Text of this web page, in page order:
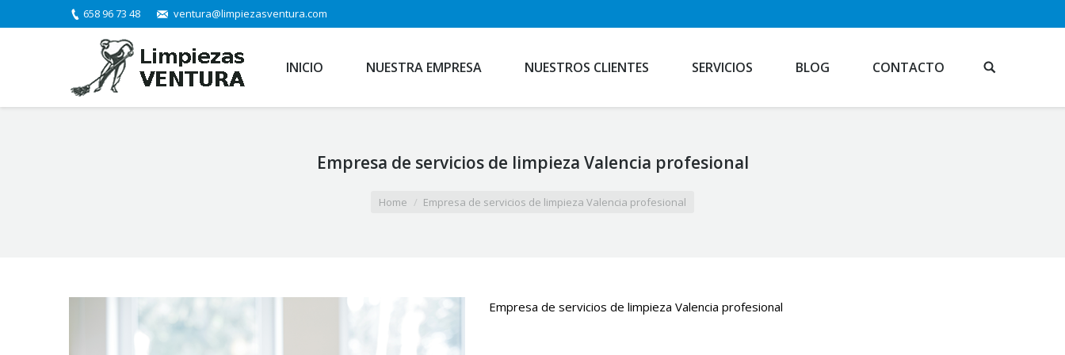
658 96 73 48 ventura@limpiezasventura.com
INICIO NUESTRA EMPRESA NUESTROS CLIENTES SERVICIOS BLOG CONTACTO
Empresa de servicios de limpieza Valencia profesional
Home Empresa de servicios de limpieza Valencia profesional
Empresa de servicios de limpieza Valencia profesional